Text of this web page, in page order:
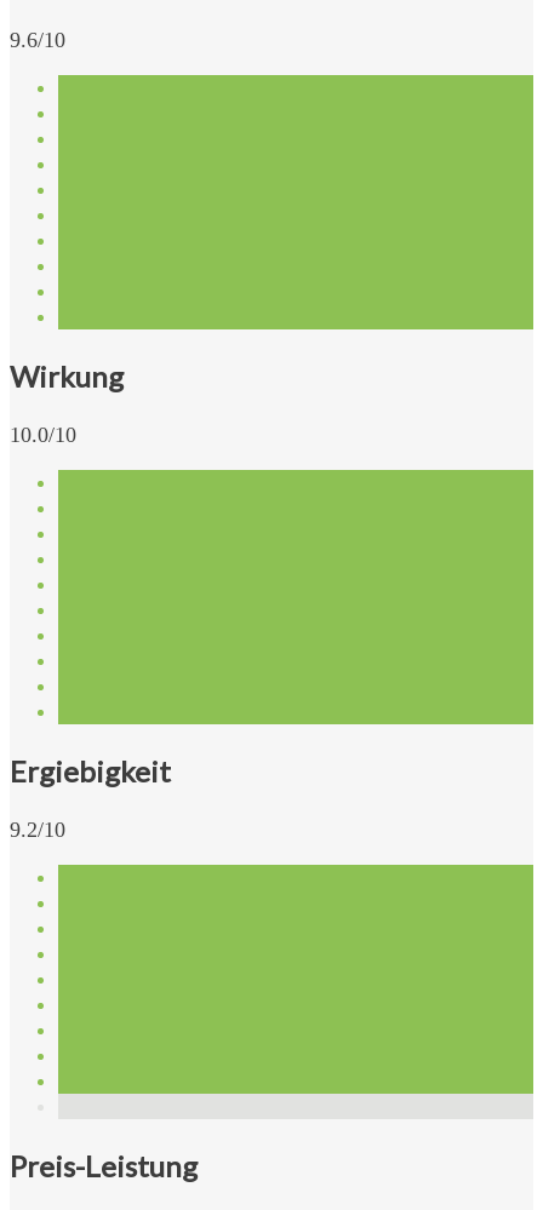
9.6/10
Wirkung
10.0/10
Ergiebigkeit
9.2/10
Preis-Leistung